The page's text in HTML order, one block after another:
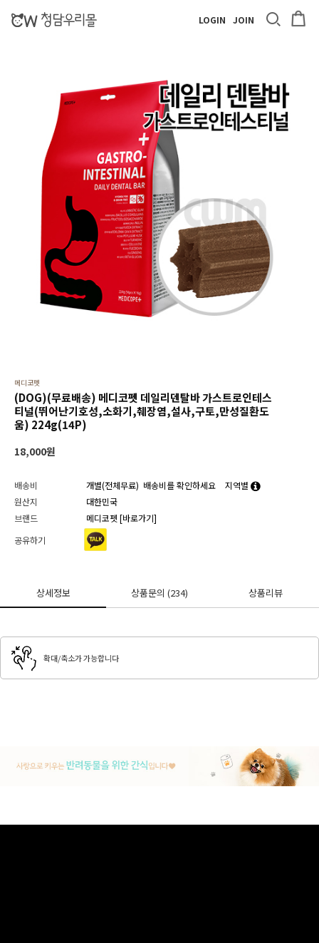
LOGIN JOIN
메디코펫
(DOG)(무료배송) 메디코펫 데일리덴탈바 가스트로인테스
티널(뛰어난기호성,소화기,췌장염,설사,구토,만성질환도
움) 224g(14P)
18,000원
배송비 개별(전체무료) 배송비를 확인하세요
지역별
원산지
대한민국
브랜드
메디코펫 [바로가기]
공유하기
상세정보 상품문의 (234) 상품리뷰
확대/축소가 가능합니다